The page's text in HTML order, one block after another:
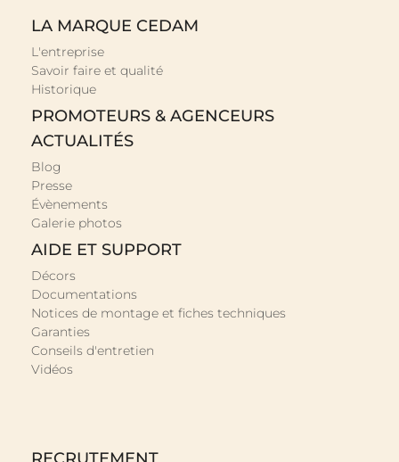
LA MARQUE CEDAM
L'entreprise
Savoir faire et qualité
Historique
PROMOTEURS & AGENCEURS
ACTUALITÉS
Blog
Presse
Évènements
Galerie photos
AIDE ET SUPPORT
Décors
Documentations
Notices de montage et fiches techniques
Garanties
Conseils d'entretien
Vidéos